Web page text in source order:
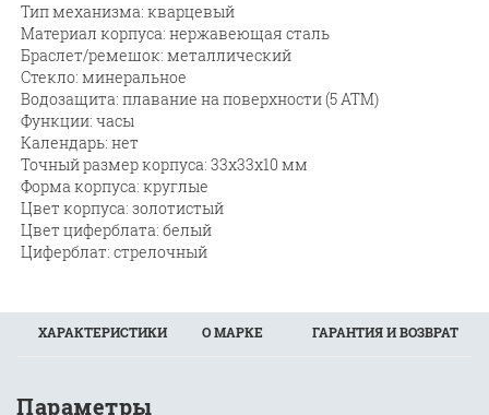
Тип механизма: кварцевый
Материал корпуса: нержавеющая сталь
Браслет/ремешок: металлический
Стекло: минеральное
Водозащита: плавание на поверхности (5 АТМ)
Функции: часы
Календарь: нет
Точный размер корпуса: 33х33х10 мм
Форма корпуса: круглые
Цвет корпуса: золотистый
Цвет циферблата: белый
Циферблат: стрелочный
ХАРАКТЕРИСТИКИ О МАРКЕ ГАРАНТИЯ И ВОЗВРАТ
Параметры